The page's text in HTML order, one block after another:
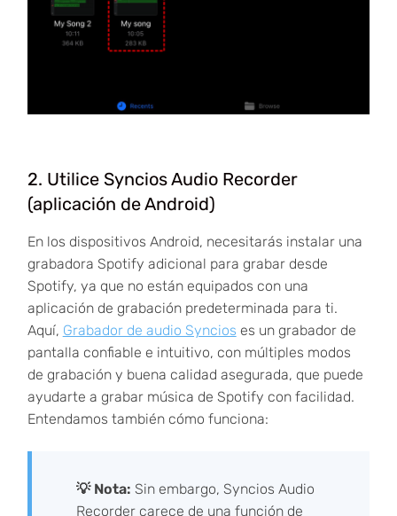
2. Utilice Syncios Audio Recorder
(aplicación de Android)
En los dispositivos Android, necesitarás instalar una
grabadora Spotify adicional para grabar desde
Spotify, ya que no están equipados con una
aplicación de grabación predeterminada para ti.
Aquí, Grabador de audio Syncios es un grabador de
pantalla confiable e intuitivo, con múltiples modos
de grabación y buena calidad asegurada, que puede
ayudarte a grabar música de Spotify con facilidad.
Entendamos también cómo funciona:
💡 Nota: Sin embargo, Syncios Audio
Recorder carece de una función de